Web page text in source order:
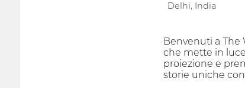
Delhi, India
Benvenuti a The
che mette in
proiezione e
storie uniche